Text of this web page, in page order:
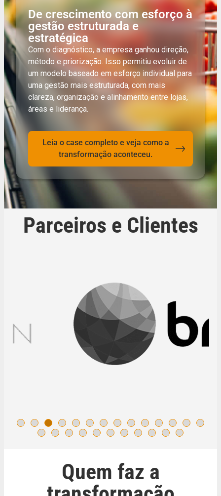
De crescimento com esforço à
gestão estruturada e
estratégica
Com o diagnóstico, a empresa ganhou direção,
método e priorização. Isso permitiu evoluir de
um modelo baseado em esforço individual para
uma gestão mais estruturada, com mais
clareza, organização e alinhamento entre lojas,
áreas e liderança.
Leia o case completo e veja como a
transformação aconteceu.
Parceiros e Clientes
Quem faz a